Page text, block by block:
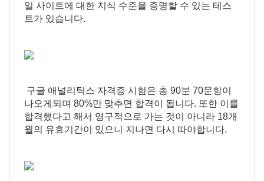
일 사이트에 대한 지식 수준을 증명할 수 있는 테스
트가 있습니다.
구글 애널리틱스 자격증 시험은 총 90분 70문항이
나오게되며 80%만 맞추면 합격이 됩니다. 또한 이를
합격했다고 해서 영구적으로 가는 것이 아니라 18개
월의 유효기간이 있으니 지나면 다시 따야합니다.